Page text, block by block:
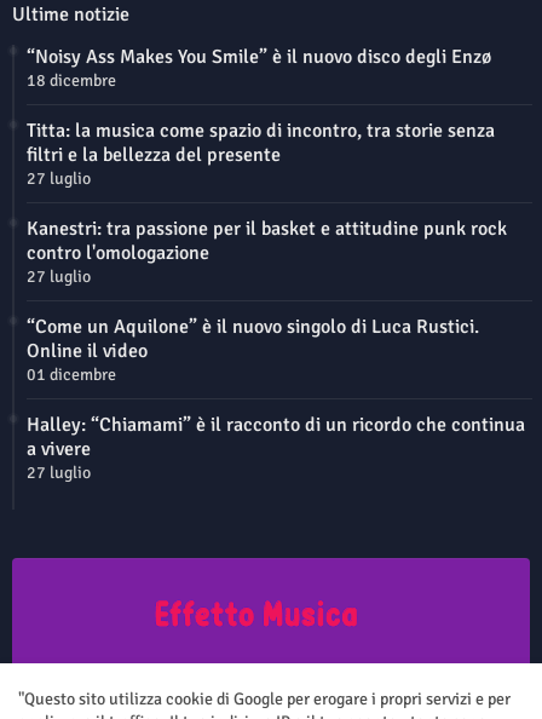
Ultime notizie
“Noisy Ass Makes You Smile” è il nuovo disco degli Enzø
18 dicembre
Titta: la musica come spazio di incontro, tra storie senza
filtri e la bellezza del presente
27 luglio
Kanestri: tra passione per il basket e attitudine punk rock
contro l'omologazione
27 luglio
“Come un Aquilone” è il nuovo singolo di Luca Rustici.
Online il video
01 dicembre
Halley: “Chiamami” è il racconto di un ricordo che continua
a vivere
27 luglio
aggiornato senza nessuna periodicità. Non può pertanto considerarsi
"Questo sito utilizza cookie di Google per erogare i propri servizi e per